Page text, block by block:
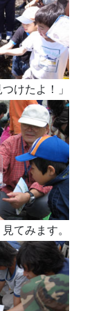
けたよ！」
てみます。